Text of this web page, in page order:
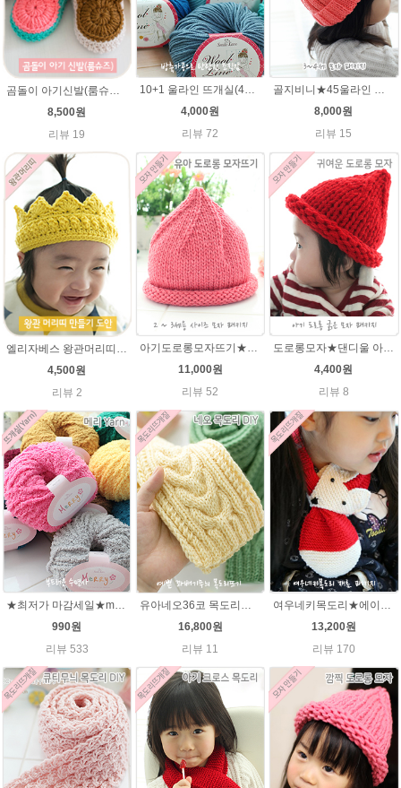
곰돌이 아기신발(룸슈즈)★45울라인 뜨개실 코바늘뜨기 태교뜨개질 손뜨개
8,500원
리뷰 19
10+1 울라인 뜨개실(45g) 유아/블랭킷/손뜨개인형실/505털실/바라클라바털실 뜨개실
4,000원
리뷰 72
골지비니★45울라인 털실 모자뜨기 손뜨개질
8,000원
리뷰 15
엘리자베스 왕관머리띠★45울라인 태교뜨개질 손뜨개
4,500원
리뷰 2
아기도로롱모자뜨기★그레이스메리노울 뜨개실 털실 뜨개질
11,000원
리뷰 52
도로롱모자★댄디울 아기모자뜨개질
4,400원
리뷰 8
★최저가 마감세일★merry메리/털실/수면뜨개실/뜨개질실/손뜨개실/목도리털실
990원
리뷰 533
유아네오36코 목도리뜨기★에이미울/유아목도리/아기목도리뜨개질
16,800원
리뷰 11
여우네키목도리★에이미울DIY 재료 패키지/유아목도리뜨기/아기목도리뜨개질/부드러운 베이비뜨개실로 제작 된 태교 손뜨개
13,200원
리뷰 170